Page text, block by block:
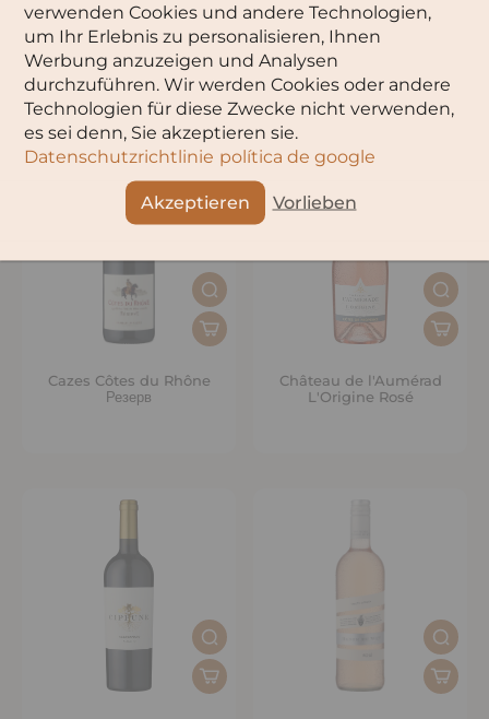
Барон Филипп де Ротшильд
Бордо Розе
Барон Филипп де Ротшильд
La Bélière Rosé –
органическое
Cazes Côtes du Rhône
Резерв
Château de l'Aumérad
L'Origine Rosé
verwenden Cookies und andere Technologien,
um Ihr Erlebnis zu personalisieren, Ihnen
Werbung anzuzeigen und Analysen
durchzuführen. Wir werden Cookies oder andere
Technologien für diese Zwecke nicht verwenden,
es sei denn, Sie akzeptieren sie.
Datenschutzrichtlinie política de google
Akzeptieren Vorlieben